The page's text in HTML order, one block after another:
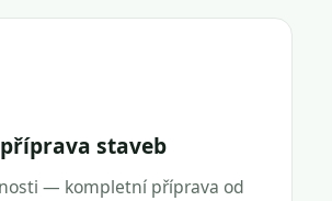
staveb
— kompletní příprava od